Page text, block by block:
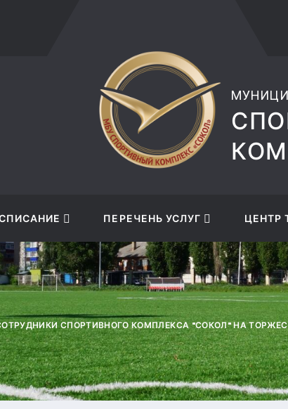
ПЕРЕЧЕНЬ УСЛУГ ЦЕНТР
СОТРУДНИКИ СПОРТИВНОГО КОМПЛЕКСА "СОКОЛ" НА